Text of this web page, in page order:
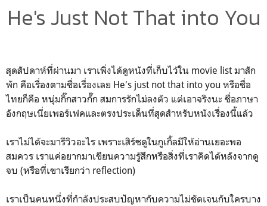
He's Just Not That into You
สุดสัปดาห์ที่ผ่านมา เราเพิ่งได้ดูหนังที่เก็บไว้ใน movie list มาสัก
พัก คือเรื่องตามชื่อเรื่องเลย He's just not that into you หรือชื่อ
ไทยก็คือ หนุ่มกิ๊กสาวกั๊ก สมการรักไม่ลงตัว แต่เอาจริงนะ ชื่อภาษา
อังกฤษเนี่ยเพอร์เฟคและตรงประเด็นที่สุดสำหรับหนังเรื่องนี้แล้ว
เราไม่ได้จะมารีวิวอะไร เพราะเสิร์ชดูในกูเกิ้ลมีให้อ่านเยอะพอ
สมควร เราแค่อยากมาเขียนความรู้สึกหรือสิ่งที่เราคิดได้หลังจากดู
จบ (หรือที่เขาเรียกว่า reflection)
เราเป็นคนหนึ่งที่กำลังประสบปัญหากับความไม่ชัดเจนกับใครบาง